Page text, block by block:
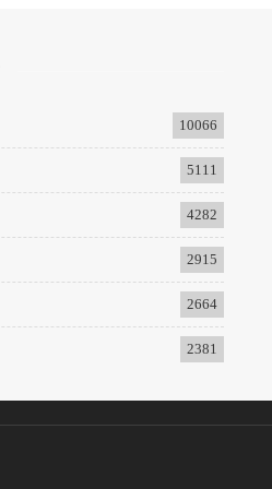
10066
5111
4282
2915
2664
2381